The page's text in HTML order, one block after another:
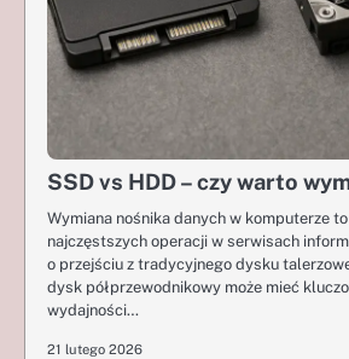
SSD vs HDD – czy warto
Wymiana nośnika danych w komputerze
najczęstszych operacji w serwisach
o przejściu z tradycyjnego dysku
dysk półprzewodnikowy może mieć
wydajności…
21 lutego 2026